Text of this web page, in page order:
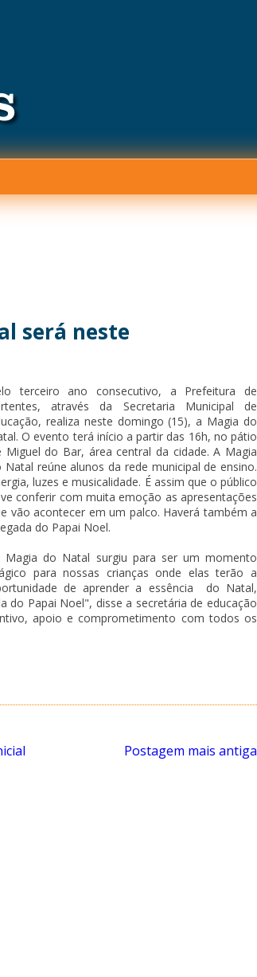
será neste
terceiro ano consecutivo, a Prefeitura de
através da Secretaria Municipal de
realiza neste domingo (15), a Magia do
O evento terá início a partir das 16h, no pátio
Miguel do Bar, área central da cidade. A Magia
Natal reúne alunos da rede municipal de ensino.
luzes e musicalidade. É assim que o público
conferir com muita emoção as apresentações
vão acontecer em um palco. Haverá também a
do Papai Noel.
Magia do Natal surgiu para ser um momento
para nossas crianças onde elas terão a
de aprender a essência do Natal,
Papai Noel", disse a secretária de educação
apoio e comprometimento com todos os
Postagem mais antiga